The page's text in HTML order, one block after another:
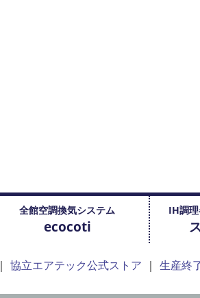
全館空調換気システム
ecocoti
IH調
協立エアテック公式ストア 生産終